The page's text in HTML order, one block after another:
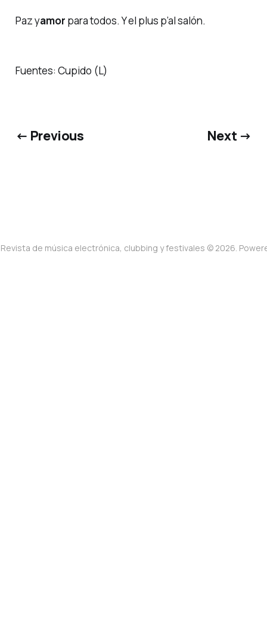
Paz yamor para todos. Y el plus p’al salón.
Fuentes: Cupido (L)
← Previous Next →
de música electrónica, clubbing y festivales © 2026.